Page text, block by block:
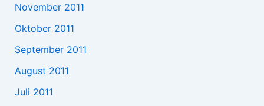
November 2011
Oktober 2011
September 2011
August 2011
Juli 2011